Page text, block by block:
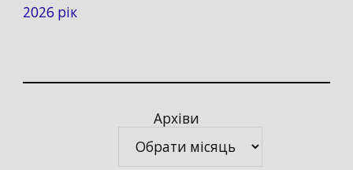
2026 рік
Архіви